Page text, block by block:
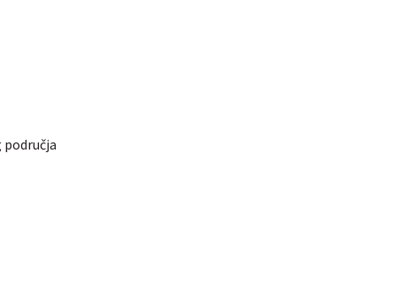
područja